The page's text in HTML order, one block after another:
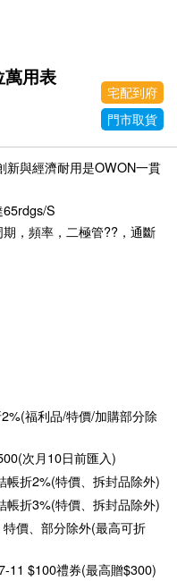
用表
宅配到府
門市取貨
新與經濟耐用是OWON一貫
S
，頻率，二極管??，通斷
福利品/特價/加購部分除
次月10日前匯入)
帳折2%(特價、拆封品除外)
帳折3%(特價、拆封品除外)
特價、部分除外(最高可折
11 $100禮券(最高贈$300)